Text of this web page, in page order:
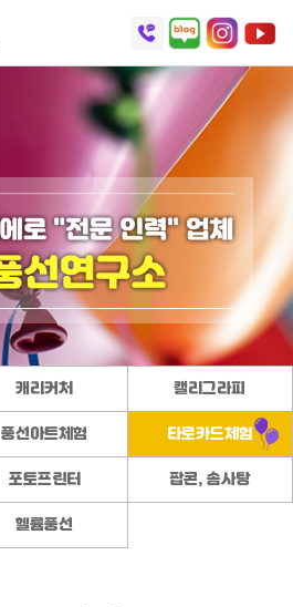
캐리커처 캘리그라피
풍선아트체험 타로카드체험
포토프린터 팝콘, 솜사탕
헬륨풍선